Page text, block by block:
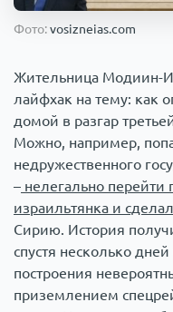
Происшествия
Армия
Фото:vosizneias.com
Жительница Модиин-
лайфхак на тему: как
домой в разгар
Можно, например,
недружественного
– нелегально перейти
израильтянка и
Сирию. История
спустя несколько
построения
приземлением